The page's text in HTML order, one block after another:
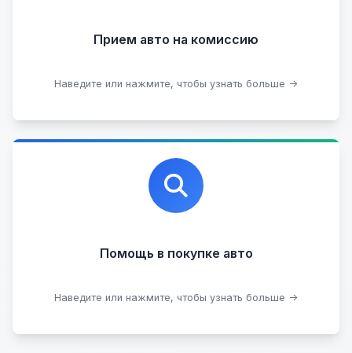
Прием авто на комиссию
Наведите или нажмите, чтобы узнать больше →
Прием битых авто
Оставить на комиссии
Помощь в покупке авто
Наведите или нажмите, чтобы узнать больше →
Профессиональная помощь в выборе автомобиля
на любых торговых площадках с проверкой
юридической чистоты.
Подобрать авто